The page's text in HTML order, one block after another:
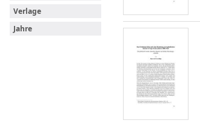
Verlage
Jahre